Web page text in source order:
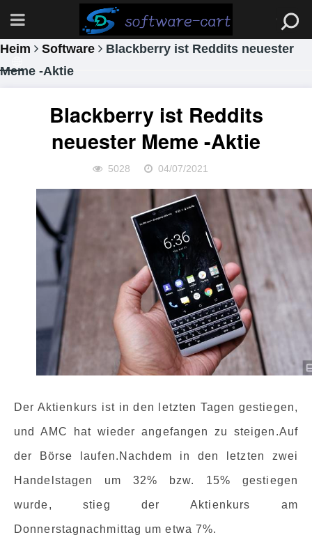
Heim Software
Blackberry ist Reddits neuester
Meme -Aktie
Blackberry ist Reddits
neuester Meme -Aktie
5028 04/07/2021
Der Aktienkurs ist in den letzten Tagen gestiegen,
und AMC hat wieder angefangen zu steigen.Auf
der Börse laufen.Nachdem in den letzten zwei
Handelstagen um 32% bzw. 15% gestiegen
wurde, stieg der Aktienkurs am
Donnerstagnachmittag um etwa 7%.